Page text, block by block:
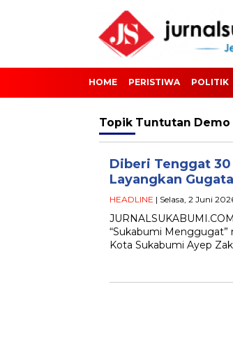
HOME PERISTIWA POLITIK
Topik Tuntutan Demo
Diberi Tenggat 30
Layangkan
HEADLINE | Selasa, 2 Juni
“Sukabumi
Kota Sukabumi Ayep